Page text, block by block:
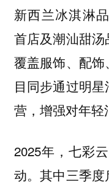
新西兰冰淇淋
首店及潮汕甜汤
覆盖服饰、配
目同步通过明
营，增强对年轻
2025年， 七彩
动。其中三季度